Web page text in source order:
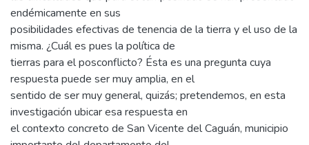
endémicamente en sus
posibilidades efectivas de tenencia de la tierra y el uso de la
misma. ¿Cuál es pues la política de
tierras para el posconflicto? Ésta es una pregunta cuya
respuesta puede ser muy amplia, en el
sentido de ser muy general, quizás; pretendemos, en esta
investigación ubicar esa respuesta en
el contexto concreto de San Vicente del Caguán, municipio